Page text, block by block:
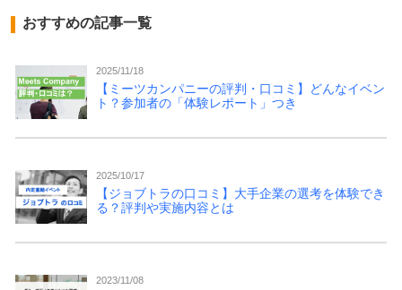
おすすめの記事一覧
2025/11/18
【ミーツカンパニーの評判・口コミ】どんなイベン
ト？参加者の「体験レポート」つき
2025/10/17
【ジョブトラの口コミ】大手企業の選考を体験でき
る？評判や実施内容とは
2023/11/08